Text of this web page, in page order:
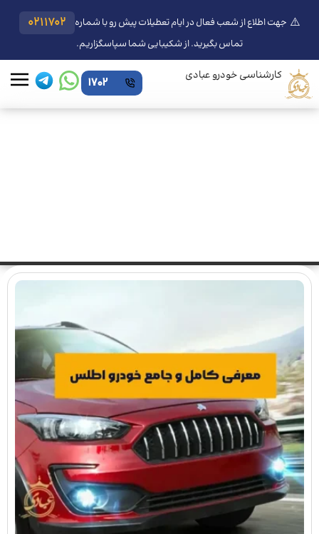
⚠️ جهت اطلاع از شعب فعال در ایام تعطیلات پیش رو با شماره 0211702
تماس بگیرید. از شکیبایی شما سپاسگزاریم.
کارشناسی خودرو عبادی 1702